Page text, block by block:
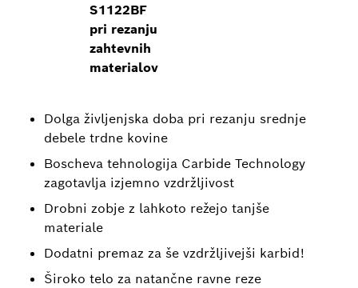
S1122BF
pri rezanju
zahtevnih
materialov
Dolga življenjska doba pri rezanju srednje
debele trdne kovine
Boscheva tehnologija Carbide Technology
zagotavlja izjemno vzdržljivost
Drobni zobje z lahkoto režejo tanjše
materiale
Dodatni premaz za še vzdržljivejši karbid!
Široko telo za natančne ravne reze